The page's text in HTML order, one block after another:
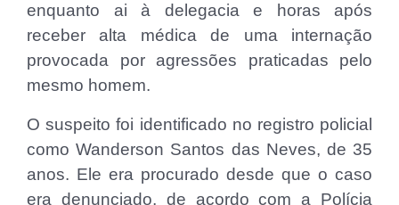
enquanto ai à delegacia e horas após
receber alta médica de uma internação
provocada por agressões praticadas pelo
mesmo homem.
O suspeito foi identificado no registro policial
como Wanderson Santos das Neves, de 35
anos. Ele era procurado desde que o caso
era denunciado, de acordo com a Polícia